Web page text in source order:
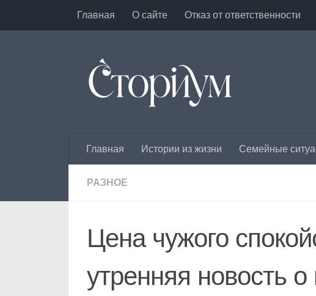
Под записьюГлавная О сайте Отказ от ответственности
Главная Истории из жизни Семейные
РАЗНОЕ
Цена чужого
утренняя новость